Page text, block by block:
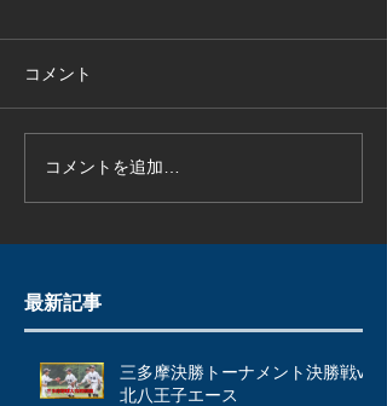
コメント
コメントを追加…
最新記事
三多摩決勝トーナメント決勝戦vs
北八王子エース